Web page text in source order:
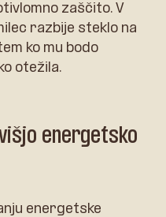
zaščito. V
razbije steklo na
ko mu bodo
otežila.
energetsko
energetske